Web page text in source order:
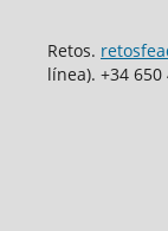
Retos.
línea). +34 650